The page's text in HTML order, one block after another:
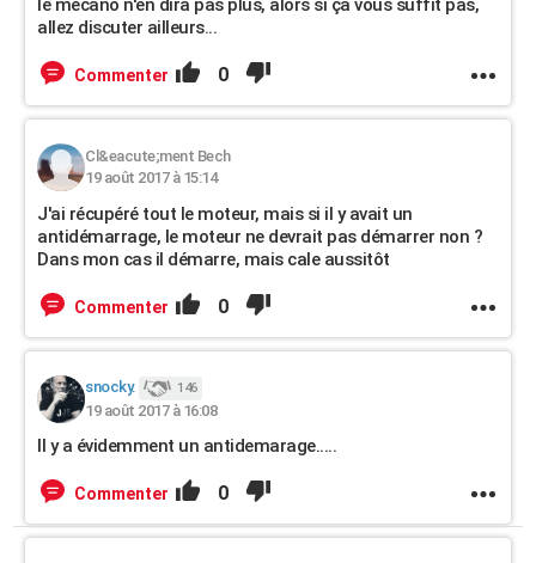
le mécano n'en dira pas plus, alors si ça vous suffit pas,
allez discuter ailleurs...
Commenter 0
Cl&eacute;ment Bech
19 août 2017 à 15:14
J'ai récupéré tout le moteur, mais si il y avait un
antidémarrage, le moteur ne devrait pas démarrer non ?
Dans mon cas il démarre, mais cale aussitôt
Commenter 0
snocky. 146
19 août 2017 à 16:08
Il y a évidemment un antidemarage.....
Commenter 0